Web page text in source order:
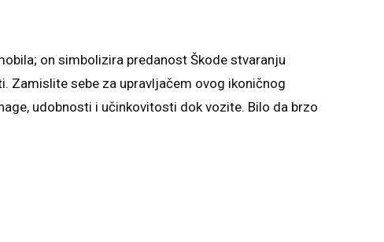
on simbolizira predanost Škode stvaranju
Zamislite sebe za upravljačem ovog ikoničnog
udobnosti i učinkovitosti dok vozite. Bilo da brzo